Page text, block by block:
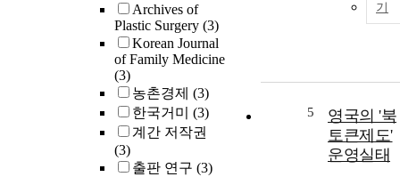
Archives of
Plastic Surgery (3)
Korean Journal
of Family Medicine
(3)
농촌경제 (3)
한국거미 (3)
계간 저작권
(3)
출판 연구 (3)
기
5
영국의 '북
토큰제도'
운영실태